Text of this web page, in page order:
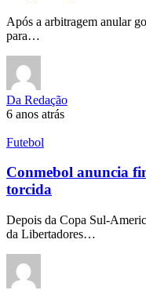
Após a arbitragem anular
para…
Da Redação
6 anos atrás
Futebol
Conmebol anuncia
torcida
Depois da Copa Sul-
da Libertadores…